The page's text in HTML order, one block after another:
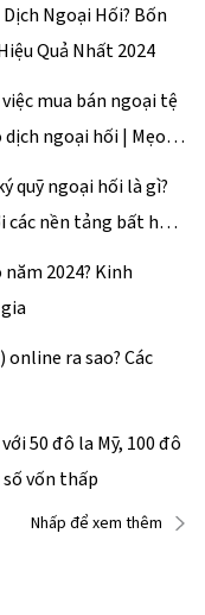
Ngoại Hối? Bốn
Quả Nhất 2024
mua bán ngoại tệ
ngoại hối | Mẹo
quỹ ngoại hối là gì?
nền tảng bất hợp
2024? Kinh
ra sao? Các
50 đô la Mỹ, 100 đô
số vốn thấp
Nhấp để xem thêm